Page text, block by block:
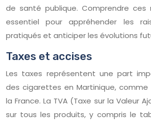
de santé publique. Comprendre ces
essentiel pour appréhender les
pratiqués et anticiper les évolutions
Taxes et accises
Les taxes représentent une part
des cigarettes en Martinique,
la France. La TVA (Taxe sur la Valeur
sur tous les produits, y compris le